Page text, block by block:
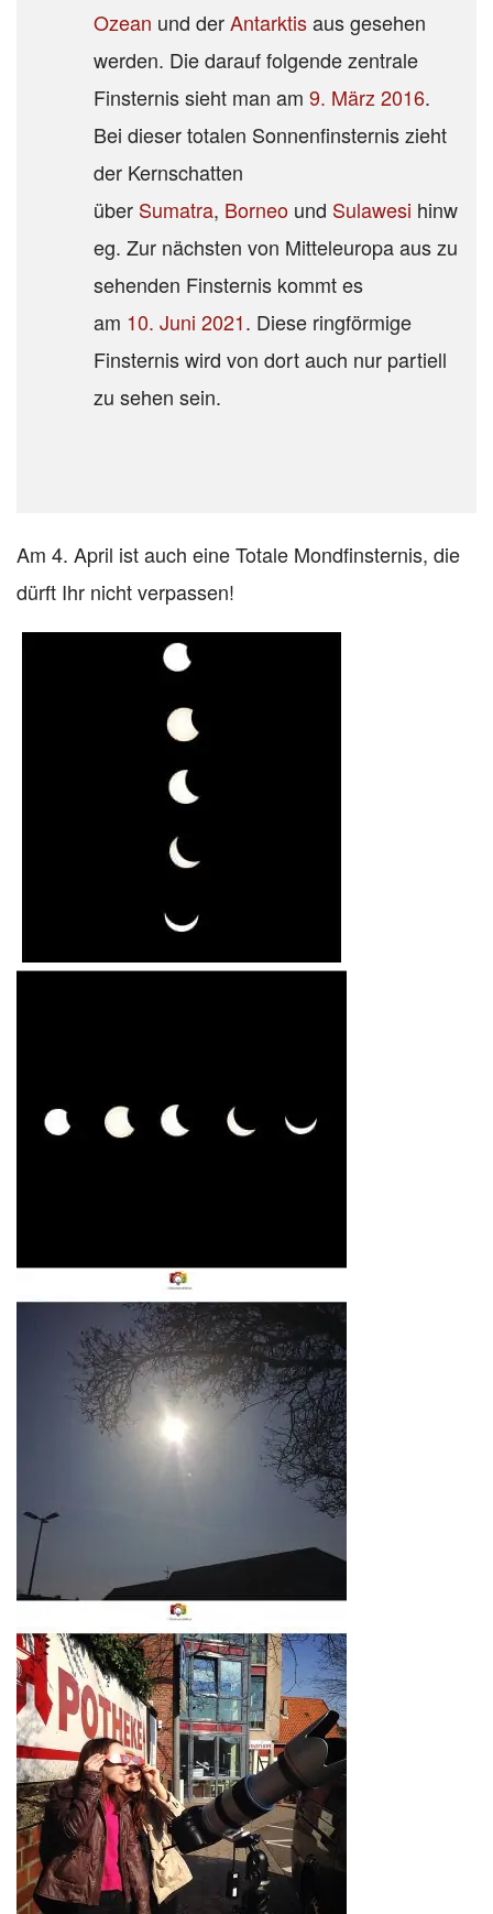
Ozean und derAntarktisaus gesehen
werden. Die darauf folgende zentrale
Finsternis sieht man am 9. März 2016.
Bei dieser totalen Sonnenfinsternis zieht
der Kernschatten
über Sumatra, Borneo und Sulawesi hinw
eg. Zur nächsten von Mitteleuropa aus zu
sehenden Finsternis kommt es
am 10. Juni 2021. Diese ringförmige
Finsternis wird von dort auch nur partiell
zu sehen sein.
Am 4. April ist auch eine Totale Mondfinsternis, die
dürft Ihr nicht verpassen!